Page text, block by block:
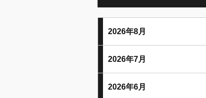
2026年8月
2026年7月
2026年6月